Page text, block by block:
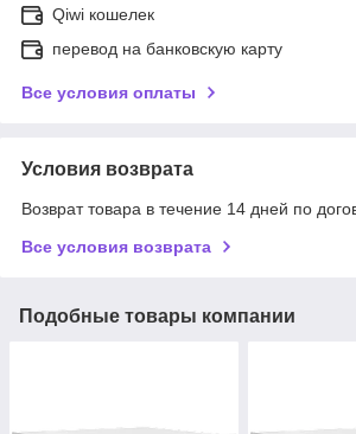
Qiwi кошелек
перевод на банковскую карту
Все условия оплаты
Условия возврата
Возврат товара в течение 14 дней по
Все условия возврата
Подобные товары компании